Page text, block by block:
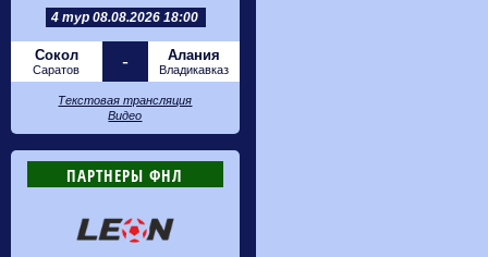
4 тур 08.08.2026 18:00
Сокол
Саратов - Алания
Владикавказ
Текстовая трансляция
Видео
ПАРТНЕРЫ ФНЛ